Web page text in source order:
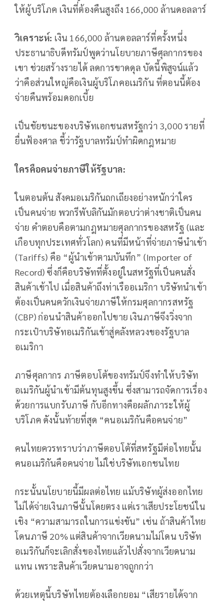
ให้ผู้บริโภค เงินที่ต้องคืนสูงถึง 166,000 ล้านดอลลาร์
วิเคราะห์: เงิน 166,000 ล้านดอลลาร์ที่ครั้งหนึ่ง
ประธานาธิบดีทรัมป์พูดว่านโยบายภาษีศุลกากรของ
เขา ช่วยสร้างรายได้ ลดการขาดดุล บัดนี้พิสูจน์แล้ว
ว่าคือส่วนใหญ่คือเงินผู้บริโภคอเมริกัน ที่ตอนนี้ต้อง
จ่ายคืนพร้อมดอกเบี้ย
เป็นชัยชนะของบริษัทเอกชนสหรัฐกว่า 3,000 รายที่
ยื่นฟ้องศาล ชี้ว่ารัฐบาลทรัมป์ทำผิดกฎหมาย
ใครคือคนจ่ายภาษีให้รัฐบาล:
ในตอนต้น สังคมอเมริกันถกเถียงอย่างหนักว่าใคร
เป็นคนจ่าย พวกรีพับลิกันมักตอบว่าต่างชาติเป็นคน
จ่าย คำตอบคือตามกฎหมายศุลกากรของสหรัฐ (และ
เกือบทุกประเทศทั่วโลก) คนที่มีหน้าที่จ่ายภาษีนำเข้า
(Tariffs) คือ “ผู้นำเข้าตามบันทึก” (Importer of
Record) ซึ่งก็คือบริษัทที่ตั้งอยู่ในสหรัฐที่เป็นคนสั่ง
สินค้าเข้าไป เมื่อสินค้าถึงท่าเรืออเมริกา บริษัทนำเข้า
ต้องเป็นคนควักเงินจ่ายภาษีให้กรมศุลกากรสหรัฐ
(CBP) ก่อนนำสินค้าออกไปขาย เงินภาษีจึงวิ่งจาก
กระเป๋าบริษัทอเมริกันเข้าสู่คลังหลวงของรัฐบาล
อเมริกา
ภาษีศุลกากร ภาษีตอบโต้ของทรัมป์จึงทำให้บริษัท
อเมริกันผู้นำเข้ามีต้นทุนสูงขึ้น ซึ่งสามารถจัดการเรื่อง
ด้วยการแบกรับภาษี กับอีกทางคือผลักภาระให้ผู้
บริโภค ดังนั้นท้ายที่สุด “คนอเมริกันคือคนจ่าย”
คนไทยควรทราบว่าภาษีตอบโต้ที่สหรัฐมีต่อไทยนั้น
คนอเมริกันคือคนจ่าย ไม่ใช่บริษัทเอกชนไทย
กระนั้นนโยบายนี้มีผลต่อไทย แม้บริษัทผู้ส่งออกไทย
ไม่ได้จ่ายเงินภาษีนั้นโดยตรง แต่เราเสียประโยชน์ใน
เชิง “ความสามารถในการแข่งขัน” เช่น ถ้าสินค้าไทย
โดนภาษี 20% แต่สินค้าจากเวียดนามไม่โดน บริษัท
อเมริกันก็จะเลิกสั่งของไทยแล้วไปสั่งจากเวียดนาม
แทน เพราะสินค้าเวียดนามอาจถูกกว่า
ด้วยเหตุนี้บริษัทไทยต้องเลือกยอม “เสียรายได้จาก